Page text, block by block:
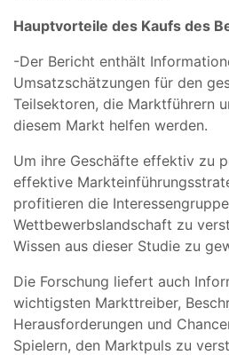
Hauptvorteile des Kaufs des
-Der Bericht enthält
Umsatzschätzungen für den
Teilsektoren, die Marktführern
diesem Markt helfen werden.
Um ihre Geschäfte effektiv zu
effektive
profitieren die
Wettbewerbslandschaft zu
Wissen aus dieser Studie zu
Die Forschung liefert auch
wichtigsten Markttreiber,
Herausforderungen und
Spielern, den Marktpuls zu